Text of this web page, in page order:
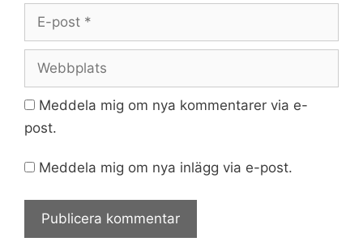
Webbplats
Meddela mig om nya kommentarer via e-
post.
Meddela mig om nya inlägg via e-post.